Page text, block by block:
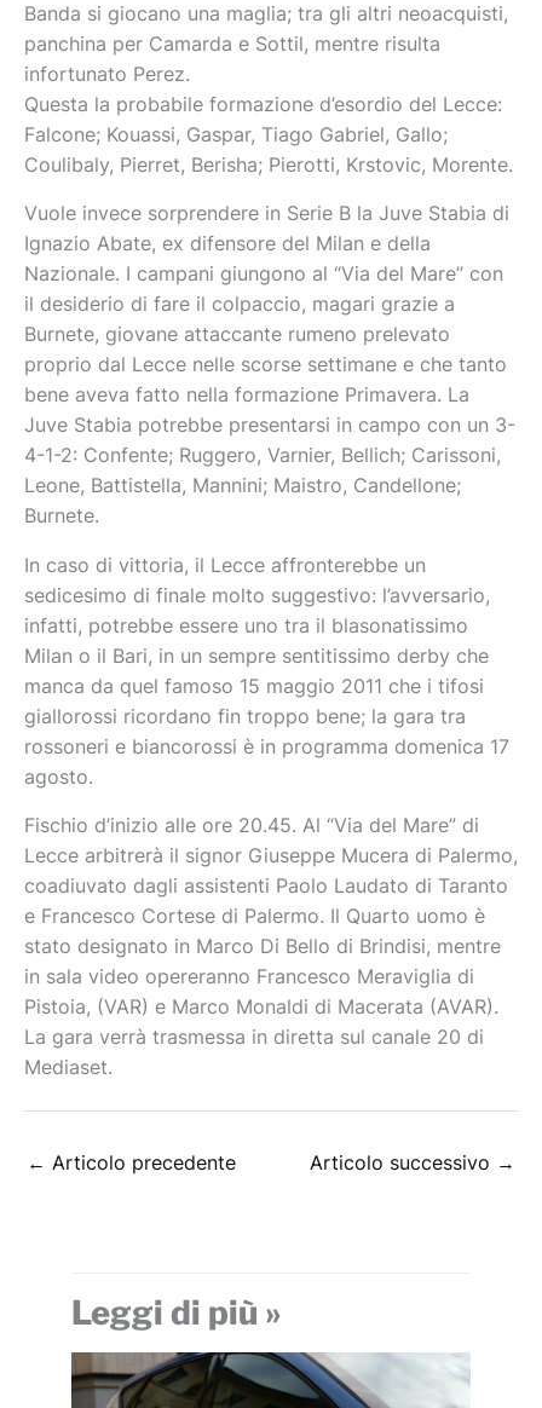
Banda si giocano una maglia; tra gli altri neoacquisti,
panchina per Camarda e Sottil, mentre risulta
infortunato Perez.
Questa la probabile formazione d’esordio del Lecce:
Falcone; Kouassi, Gaspar, Tiago Gabriel, Gallo;
Coulibaly, Pierret, Berisha; Pierotti, Krstovic, Morente.
Vuole invece sorprendere in Serie B la Juve Stabia di
Ignazio Abate, ex difensore del Milan e della
Nazionale. I campani giungono al “Via del Mare” con
il desiderio di fare il colpaccio, magari grazie a
Burnete, giovane attaccante rumeno prelevato
proprio dal Lecce nelle scorse settimane e che tanto
bene aveva fatto nella formazione Primavera. La
Juve Stabia potrebbe presentarsi in campo con un 3-
4-1-2: Confente; Ruggero, Varnier, Bellich; Carissoni,
Leone, Battistella, Mannini; Maistro, Candellone;
Burnete.
In caso di vittoria, il Lecce affronterebbe un
sedicesimo di finale molto suggestivo: l’avversario,
infatti, potrebbe essere uno tra il blasonatissimo
Milan o il Bari, in un sempre sentitissimo derby che
manca da quel famoso 15 maggio 2011 che i tifosi
giallorossi ricordano fin troppo bene; la gara tra
rossoneri e biancorossi è in programma domenica 17
agosto.
Fischio d’inizio alle ore 20.45. Al “Via del Mare” di
Lecce arbitrerà il signor Giuseppe Mucera di Palermo,
coadiuvato dagli assistenti Paolo Laudato di Taranto
e Francesco Cortese di Palermo. Il Quarto uomo è
stato designato in Marco Di Bello di Brindisi, mentre
in sala video opereranno Francesco Meraviglia di
Pistoia, (VAR) e Marco Monaldi di Macerata (AVAR).
La gara verrà trasmessa in diretta sul canale 20 di
Mediaset.
← Articolo precedente Articolo successivo →
Leggi di più »